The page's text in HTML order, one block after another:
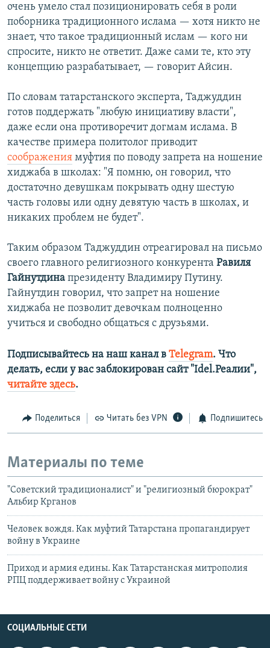
очень умело стал позиционировать себя в роли
поборника традиционного ислама — хотя никто не
знает, что такое традиционный ислам — кого ни
спросите, никто не ответит. Даже сами те, кто эту
концепцию разрабатывает, — говорит Айсин.
По словам татарстанского эксперта, Таджуддин
готов поддержать "любую инициативу власти",
даже если она противоречит догмам ислама. В
качестве примера политолог приводит
соображения муфтия по поводу запрета на ношение
хиджаба в школах: "Я помню, он говорил, что
достаточно девушкам покрывать одну шестую
часть головы или одну девятую часть в школах, и
никаких проблем не будет".
Таким образом Таджуддин отреагировал на письмо
своего главного религиозного конкурента Равиля
Гайнутдина президенту Владимиру Путину.
Гайнутдин говорил, что запрет на ношение
хиджаба не позволит девочкам полноценно
учиться и свободно общаться с друзьями.
Подписывайтесь на наш канал в Telegram. Что
делать, если у вас заблокирован сайт "Idel.Реалии",
читайте здесь.
Поделиться Читать без VPN Подпишитесь
Материалы по теме
"Советский традиционалист" и "религиозный бюрократ"
Альбир Крганов
Человек вождя. Как муфтий Татарстана пропагандирует
войну в Украине
Приход и армия едины. Как Татарстанская митрополия
РПЦ поддерживает войну с Украиной
СОЦИАЛЬНЫЕ СЕТИ